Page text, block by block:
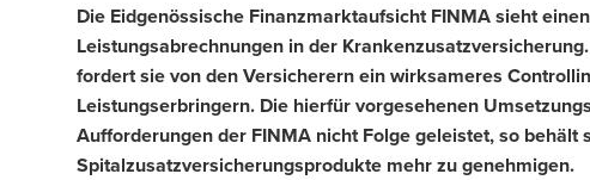
Die Eidgenössische Finanzmarktaufsicht FINMA sieht
Leistungsabrechnungen in der
fordert sie von den Versicherern ein wirksameres
Leistungserbringern. Die hierfür vorgesehenen
Aufforderungen der FINMA nicht Folge geleistet, so behält
Spitalzusatzversicherungsprodukte mehr zu genehmigen.